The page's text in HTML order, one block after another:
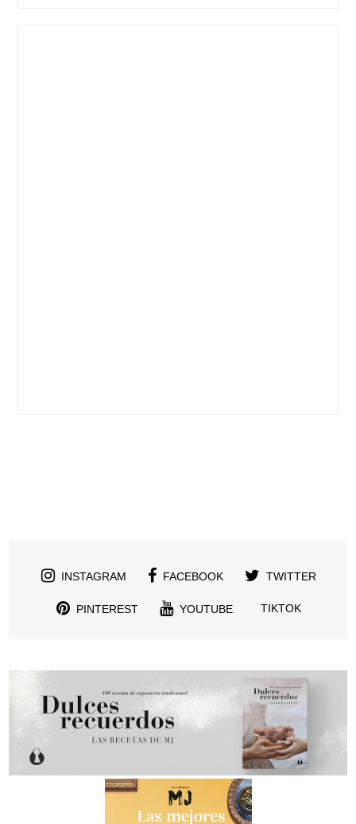
INSTAGRAM FACEBOOK TWITTER
PINTEREST YOUTUBE TIKTOK